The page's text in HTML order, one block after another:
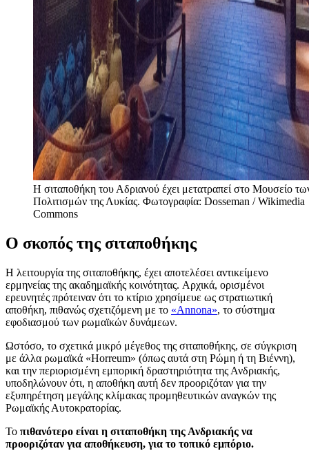
Η σιταποθήκη του Αδριανού έχει μετατραπεί στο Μουσείο
Πολιτισμών της Λυκίας. Φωτογραφία: Dosseman / Wikimedia
Commons
Ο σκοπός της σιταποθήκης
Η λειτουργία της σιταποθήκης, έχει αποτελέσει αντικείμενο
ερμηνείας της ακαδημαϊκής κοινότητας. Αρχικά, ορισμένοι
ερευνητές πρότειναν ότι το κτίριο χρησίμευε ως στρατιωτική
αποθήκη, πιθανώς σχετιζόμενη με το «Annona», το σύστημα
εφοδιασμού των ρωμαϊκών δυνάμεων.
Ωστόσο, το σχετικά μικρό μέγεθος της σιταποθήκης, σε σύγκριση
με άλλα ρωμαϊκά «Horreum» (όπως αυτά στη Ρώμη ή τη Βιέννη),
και την περιορισμένη εμπορική δραστηριότητα της Ανδριακής,
υποδηλώνουν ότι, η αποθήκη αυτή δεν προοριζόταν για την
εξυπηρέτηση μεγάλης κλίμακας προμηθευτικών αναγκών της
Ρωμαϊκής Αυτοκρατορίας.
Το πιθανότερο είναι η σιταποθήκη της Ανδριακής να
προοριζόταν για αποθήκευση, για το τοπικό εμπόριo.